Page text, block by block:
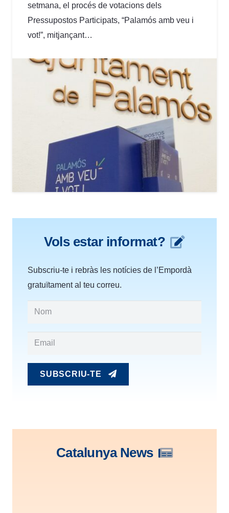
setmana, el procés de votacions dels
Pressupostos Participats, “Palamós amb veu i
vot!”, mitjançant…
Vols estar informat?
Subscriu-te i rebràs les notícies de l’Empordà
gratuïtament al teu correu.
SUBSCRIU-TE
Catalunya News